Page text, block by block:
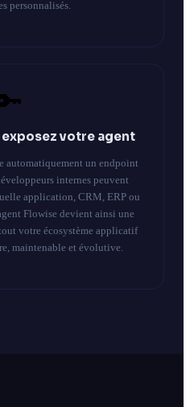
personnalisés.
exposez votre agent
automatiquement un endpoint
internes peuvent
application, CRM, ERP ou
Flowise devient ainsi une
votre écosystème applicatif
maintenable et évolutive.